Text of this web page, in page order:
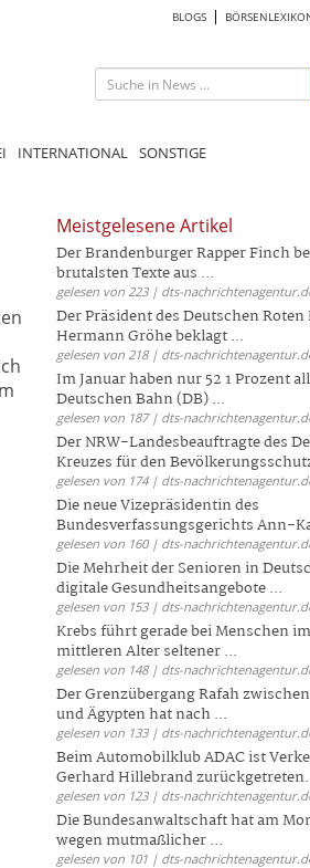
BLOGS
INTERNATIONAL SONSTIGE
Meistgelesene Artikel
Der Brandenburger Rapper Finch
brutalsten Texte aus ...
gelesen von 223 | dts-
Der Präsident des Deutschen Roten
Hermann Gröhe beklagt ...
gelesen von 218 | dts-
Im Januar haben nur 52 1 Prozent
Deutschen Bahn (DB) ...
gelesen von 187 | dts-
Der NRW-Landesbeauftragte des
Kreuzes für den
gelesen von 174 | dts-
Die neue Vizepräsidentin des
Bundesverfassungsgerichts Ann-
gelesen von 160 | dts-
Die Mehrheit der Senioren in
digitale Gesundheitsangebote ...
gelesen von 153 | dts-
Krebs führt gerade bei Menschen
mittleren Alter seltener ...
gelesen von 148 | dts-
Der Grenzübergang Rafah
und Ägypten hat nach ...
gelesen von 133 | dts-
Beim Automobilklub ADAC ist
Gerhard Hillebrand
gelesen von 123 | dts-
Die Bundesanwaltschaft hat am
wegen mutmaßlicher ...
gelesen von 101 | dts-